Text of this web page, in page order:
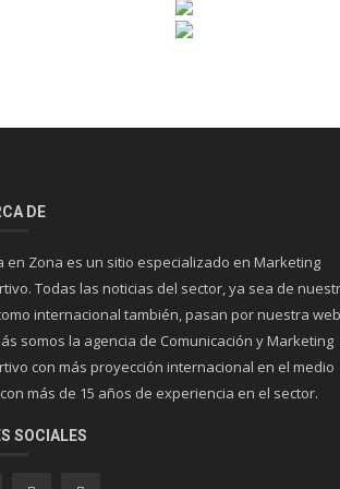
DE
en Zona es un sitio especializado en Marketing
Todas las noticias del sector, ya sea de
internacional también, pasan por nuestra
somos la agencia de Comunicación y Marketing
con más proyección internacional en el medio
más de 15 años de experiencia en el sector.
SOCIALES